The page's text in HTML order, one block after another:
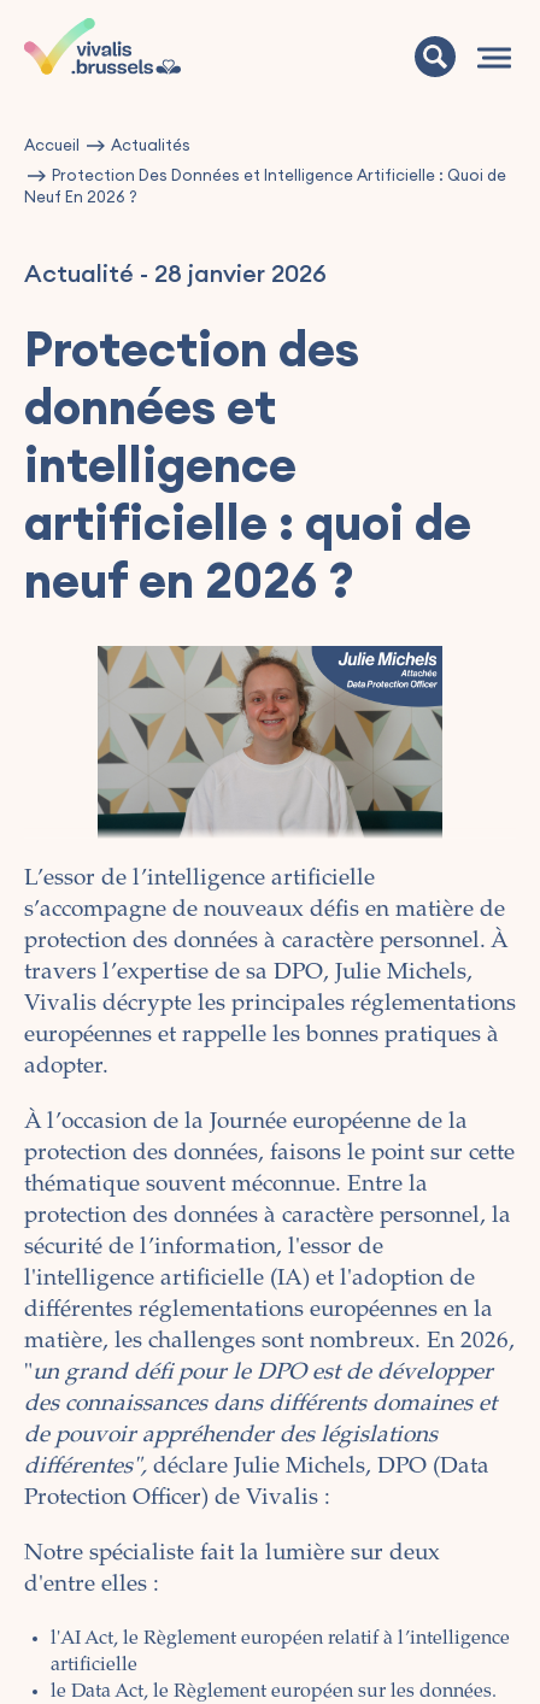
Accueil
Actualités
Protection Des Données et Intelligence Artificielle : Quoi de
Neuf En 2026 ?
Actualité - 28 janvier 2026
Protection des
données et
intelligence
artificielle : quoi de
neuf en 2026 ?
L’essor de l’intelligence artificielle
s’accompagne de nouveaux défis en matière de
protection des données à caractère personnel. À
travers l’expertise de sa DPO, Julie Michels,
Vivalis décrypte les principales réglementations
européennes et rappelle les bonnes pratiques à
adopter.
À l’occasion de la Journée européenne de la
protection des données, faisons le point sur cette
thématique souvent méconnue. Entre la
protection des données à caractère personnel, la
sécurité de l’information, l'essor de
l'intelligence artificielle (IA) et l'adoption de
différentes réglementations européennes en la
matière, les challenges sont nombreux. En 2026,
"un grand défi pour le DPO est de développer
des connaissances dans différents domaines et
de pouvoir appréhender des législations
différentes", déclare Julie Michels, DPO (Data
Protection Officer) de Vivalis :
Notre spécialiste fait la lumière sur deux
d'entre elles :
l'AI Act, le Règlement européen relatif à l’intelligence
artificielle
le Data Act, le Règlement européen sur les données.